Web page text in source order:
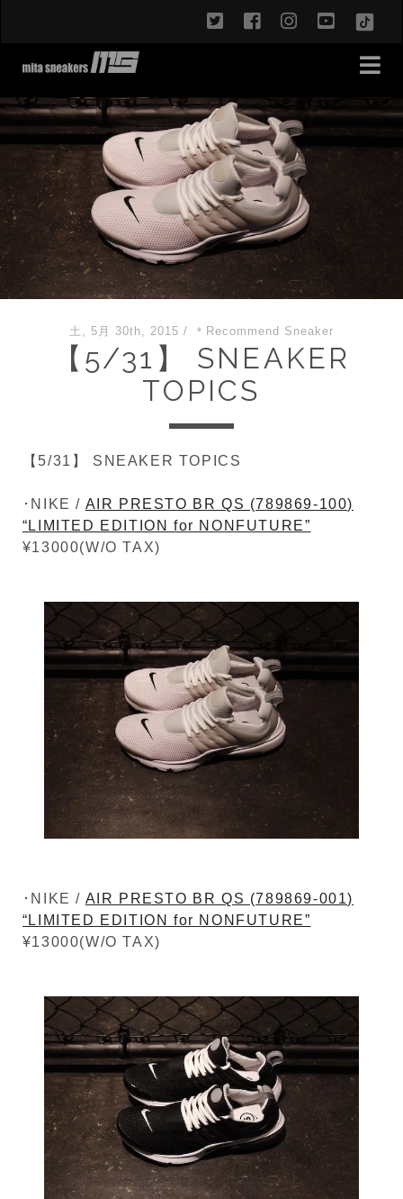
twitterfacebookinstagram
土, 5月 30th, 2015 / ＊Recommend Sneaker
【5/31】 SNEAKER
TOPICS
【5/31】 SNEAKER TOPICS
･NIKE / AIR PRESTO BR QS (789869-100)
“LIMITED EDITION for NONFUTURE”
¥13000(W/O TAX)
･NIKE / AIR PRESTO BR QS (789869-001)
“LIMITED EDITION for NONFUTURE”
¥13000(W/O TAX)